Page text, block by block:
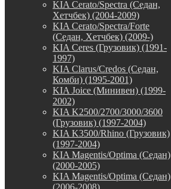
KIA Cerato/Spectra (Седан,
Хетчбек) (2004-2009)
KIA Cerato/Spectra/Forte
(Седан, Хетчбек) (2009-)
KIA Ceres (Грузовик) (1991-
1997)
KIA Clarus/Credos (Седан,
Комби) (1995-2001)
KIA Joice (Минивен) (1999-
2002)
KIA K2500/2700/3000/3600
(Грузовик) (1997-2004)
KIA K3500/Rhino (Грузовик)
(1997-2004)
KIA Magentis/Optima (Седан)
(2000-2005)
KIA Magentis/Optima (Седан)
(2006-2008)